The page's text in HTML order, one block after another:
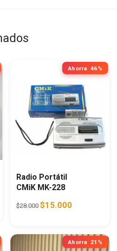
Ahorra 46%
Radio Portátil
CMiK MK-228
$28.000 Original price was:
$15.000
Ahorra 21%